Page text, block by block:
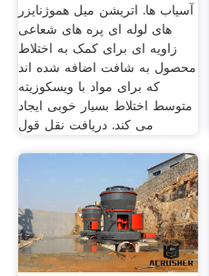
آسیاب ها. اتریشن میل هموژنایزر
های لوله ای پره های شعاعی
زاویه ای برای کمک به اختلاط
محصول به شافت اضافه شده اند
که برای مواد با ویسکوزیته
متوسط اختلاط بسیار خوبی ایجاد
می کند. دریافت نقل قول